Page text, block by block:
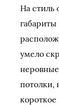
На стиль
умело
потолки,